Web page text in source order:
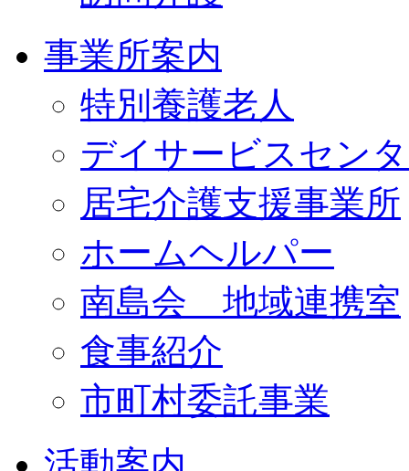
事業所案内
特別養護老人
デイサービスセン
居宅介護支援事業所
ホームヘルパー
南島会 地域連携室
食事紹介
市町村委託事業